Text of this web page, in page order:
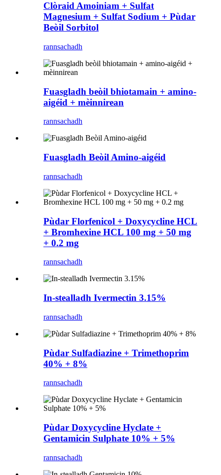
Clòraid Amoiniam + Sulfat
Magnesium + Sulfat Sodium + Pùdar
Beòil Sorbitol
rannsachadh
Fuasgladh beòil bhiotamain + amino-
aigéid + mèinnirean
rannsachadh
Fuasgladh Beòil Amino-aigéid
rannsachadh
Pùdar Florfenicol + Doxycycline HCL
+ Bromhexine HCL 100 mg + 50 mg
+ 0.2 mg
rannsachadh
In-stealladh Ivermectin 3.15%
rannsachadh
Pùdar Sulfadiazine + Trimethoprim
40% + 8%
rannsachadh
Pùdar Doxycycline Hyclate +
Gentamicin Sulphate 10% + 5%
rannsachadh